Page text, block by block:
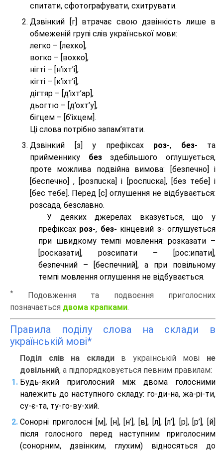
спитати, сфотографувати, схитрувати.
Дзвінкий [г] втрачає свою дзвінкість лише в
обмеженій групі слів української мови:
легко – [лехко],
вогко – [вохко],
нігті – [н’іхт’і],
кігті – [к’іхт’і],
дігтяр – [д’іхт’ар],
дьогтю – [д’охт’у],
бігцем – [б’іхцем].
Ці слова потрібно запам’ятати.
Дзвінкий [з] у префіксах роз-, без- та
прийменнику безздебільшого оглушується,
проте можлива подвійна вимова: [безпeчно] і
[беспeчно] , [розпuска] і [роспuска], [без тeбе] і
[бес тeбе]. Перед [с] оглушення не відбувається:
розсада, безславно.
У деяких джерелах вказується, що у
префіксах роз-, без- кінцевий з- оглушується
при швидкому темпі мовлення: розказати –
[росказати], розсипати – [роc:ипати],
безпечний – [беспечний], а при повільному
темпі мовлення оглушення не відбувається.
*
Подовження та подвоєння приголосних
позначається двома крапками.
Правила поділу слова на склади в
українській мові*
Поділ слів на складив українській мові не
довільний, а підпорядковується певним правилам:
Будь-який приголосний між двома голосними
належить до наступного складу: го-ди-на, жа-рі-ти,
су-є-та, ту-го-ву-хий.
Сонорні приголосні [м], [н], [н’], [в], [л], [л’], [р], [р’], [й]
після голосного перед наступним приголосним
(сонорним, дзвінким, глухим) відносяться до